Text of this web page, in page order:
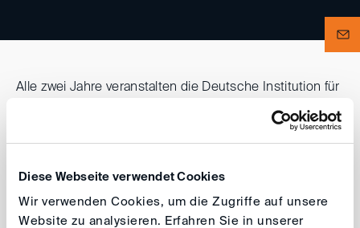
Diese Webseite verwendet Cookies
Wir verwenden Cookies, um die Zugriffe auf unsere
Website zu analysieren. Erfahren Sie in unserer
Alle zwei Jahre veranstalten die Deutsche Institution für
Schiedsgerichtsbarkeit und das Bundesministerium der
Justiz und für Verbraucherschutz gemeinsam eine
Save the date